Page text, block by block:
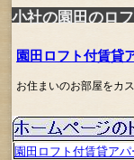
小社の園田のロ
園田ロフト付賃貸
お住まいのお部屋をカ
園田ロフト付賃貸ア